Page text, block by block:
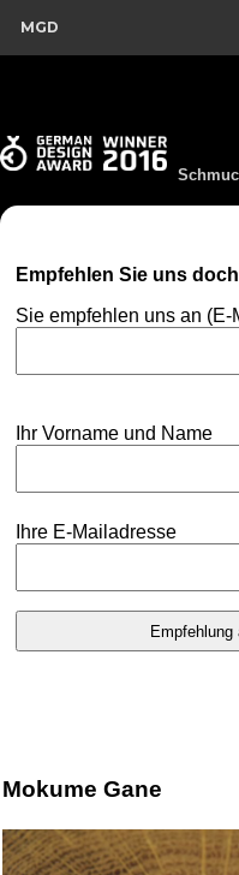
MGD
Empfehlen Sie uns
Sie empfehlen uns an (E-
Ihr Vorname und Name
Ihre E-Mailadresse
Mokume Gane